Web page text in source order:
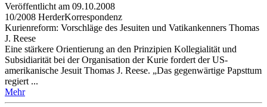
Veröffentlicht am 09­.10.2008
10/2008 HerderKorrespondenz
Kurienreform: Vorschläge des Jesuiten und Vatikankenners Thomas
J. Reese
Eine stärkere Orientierung an den Prinzipien Kollegialität und
Subsidiarität bei der Organisation der Kurie fordert der US-
amerikanische Jesuit Thomas J. Reese. „Das gegenwärtige Papsttum
regiert ...
Mehr